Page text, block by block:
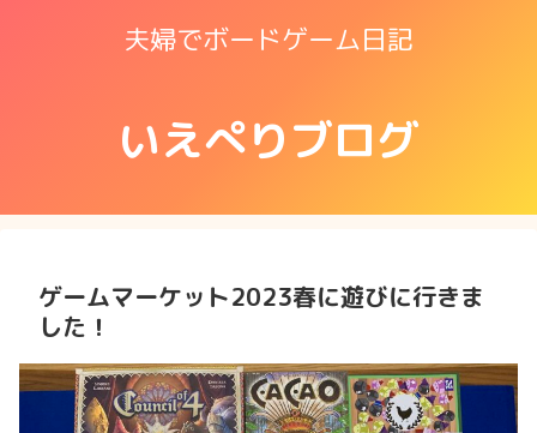
夫婦でボードゲーム日記
いえぺりブログ
ゲームマーケット2023春に遊びに行きま
した！